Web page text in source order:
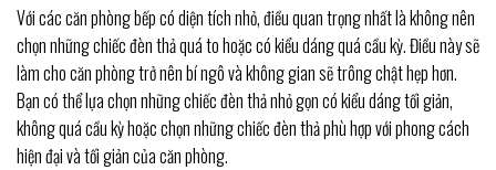
Với các căn phòng bếp có diện tích nhỏ, điều quan trọng nhất là không nên
chọn những chiếc đèn thả quá to hoặc có kiểu dáng quá cầu kỳ. Điều này sẽ
làm cho căn phòng trở nên bí ngô và không gian sẽ trông chật hẹp hơn.
Bạn có thể lựa chọn những chiếc đèn thả nhỏ gọn có kiểu dáng tối giản,
không quá cầu kỳ hoặc chọn những chiếc đèn thả phù hợp với phong cách
hiện đại và tối giản của căn phòng.